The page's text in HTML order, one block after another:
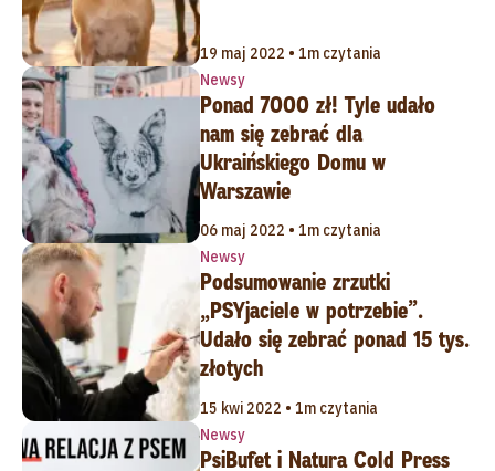
19 maj 2022 • 1m czytania
Newsy
Ponad 7000 zł! Tyle udało
nam się zebrać dla
Ukraińskiego Domu w
Warszawie
06 maj 2022 • 1m czytania
Newsy
Podsumowanie zrzutki
„PSYjaciele w potrzebie”.
Udało się zebrać ponad 15 tys.
złotych
15 kwi 2022 • 1m czytania
Newsy
PsiBufet i Natura Cold Press